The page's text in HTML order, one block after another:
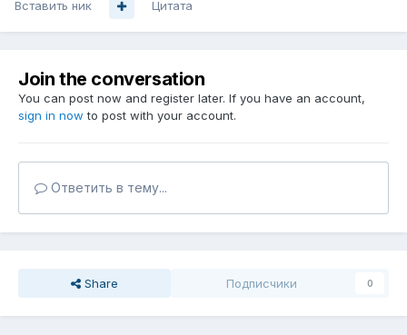
Вставить ник Цитата
Join the conversation
You can post now and register later. If you have an account,
sign in now to post with your account.
Ответить в тему...
Share Подписчики 0